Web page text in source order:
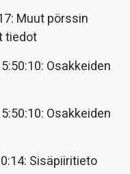
Muut pörssin
tiedot
Osakkeiden
Osakkeiden
Sisäpiiritieto